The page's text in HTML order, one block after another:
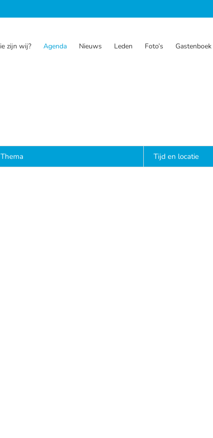
zijn wij? Agenda Nieuws Leden Foto’s Gastenboek
Thema Tijd en locatie